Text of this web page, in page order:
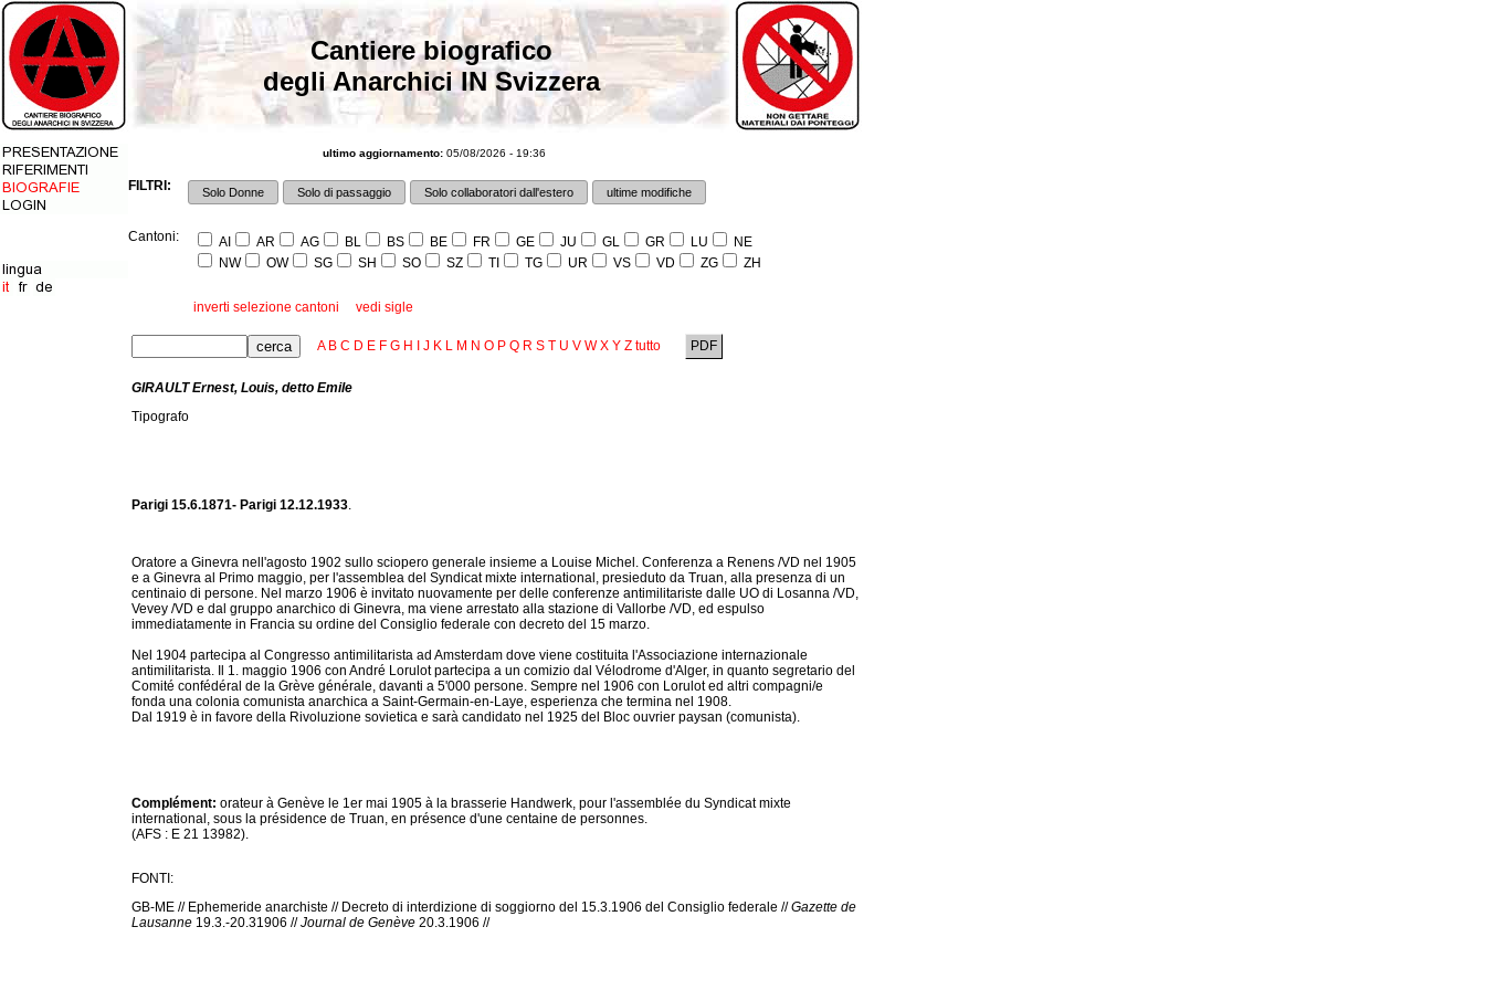
Cantiere biografico
degli Anarchici IN Svizzera
ultimo aggiornamento: 05/08/2026 - 19:36
FILTRI: Solo Donne Solo di passaggio Solo collaboratori dall'estero ultime modifiche
Cantoni: AI AR AG BL BS BE FR GE JU GL GR LU
NE
NW
OW SG SH SO SZ TI TG UR VS VD ZG ZH
inverti selezione cantoni vedi sigle
A B C D E F G H J K L M N O P Q R S T U V W X Y Z tutto PDF
GIRAULT Ernest, Louis, detto Emile
Tipografo
Parigi 15.6.1871- Parigi 12.12.1933.
Oratore a Ginevra nell'agosto 1902 sullo sciopero generale insieme a Louise Michel. Conferenza a Renens /VD nel 1905
e a Ginevra al Primo maggio, per l'assemblea del Syndicat mixte international, presieduto da Truan, alla presenza di un
centinaio di persone. Nel marzo 1906 è invitato nuovamente per delle conferenze antimilitariste dalle UO di Losanna /VD,
Vevey /VD e dal gruppo anarchico di Ginevra, ma viene arrestato alla stazione di Vallorbe /VD, ed espulso
immediatamente in Francia su ordine del Consiglio federale con decreto del 15 marzo.
Nel 1904 partecipa al Congresso antimilitarista ad Amsterdam dove viene costituita l'Associazione internazionale
antimilitarista. Il 1. maggio 1906 con André Lorulot partecipa a un comizio dal Vélodrome d'Alger, in quanto segretario del
Comité confédéral de la Grève générale, davanti a 5'000 persone. Sempre nel 1906 con Lorulot ed altri compagni/e
fonda una colonia comunista anarchica a Saint-Germain-en-Laye, esperienza che termina nel 1908.
Dal 1919 è in favore della Rivoluzione sovietica e sarà candidato nel 1925 del Bloc ouvrier paysan (comunista).
Complément: orateur à Genève le 1er mai 1905 à la brasserie Handwerk, pour l'assemblée du Syndicat mixte
international, sous la présidence de Truan, en présence d'une centaine de personnes.
(AFS : E 21 13982).
FONTI:
GB-ME // Ephemeride anarchiste // Decreto di interdizione di soggiorno del 15.3.1906 del Consiglio federale //Gazette de
Lausanne 19.3.-20.31906 //Journal de Genève 20.3.1906 //